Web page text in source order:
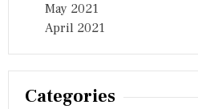
May 2021
April 2021
Categories